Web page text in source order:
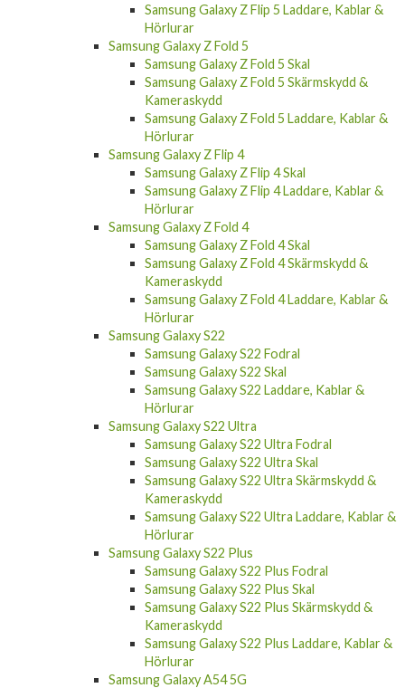
Samsung Galaxy Z Flip 5 Laddare, Kablar &
Hörlurar
Samsung Galaxy Z Fold 5
Samsung Galaxy Z Fold 5 Skal
Samsung Galaxy Z Fold 5 Skärmskydd &
Kameraskydd
Samsung Galaxy Z Fold 5 Laddare, Kablar &
Hörlurar
Samsung Galaxy Z Flip 4
Samsung Galaxy Z Flip 4 Skal
Samsung Galaxy Z Flip 4 Laddare, Kablar &
Hörlurar
Samsung Galaxy Z Fold 4
Samsung Galaxy Z Fold 4 Skal
Samsung Galaxy Z Fold 4 Skärmskydd &
Kameraskydd
Samsung Galaxy Z Fold 4 Laddare, Kablar &
Hörlurar
Samsung Galaxy S22
Samsung Galaxy S22 Fodral
Samsung Galaxy S22 Skal
Samsung Galaxy S22 Laddare, Kablar &
Hörlurar
Samsung Galaxy S22 Ultra
Samsung Galaxy S22 Ultra Fodral
Samsung Galaxy S22 Ultra Skal
Samsung Galaxy S22 Ultra Skärmskydd &
Kameraskydd
Samsung Galaxy S22 Ultra Laddare, Kablar &
Hörlurar
Samsung Galaxy S22 Plus
Samsung Galaxy S22 Plus Fodral
Samsung Galaxy S22 Plus Skal
Samsung Galaxy S22 Plus Skärmskydd &
Kameraskydd
Samsung Galaxy S22 Plus Laddare, Kablar &
Hörlurar
Samsung Galaxy A54 5G